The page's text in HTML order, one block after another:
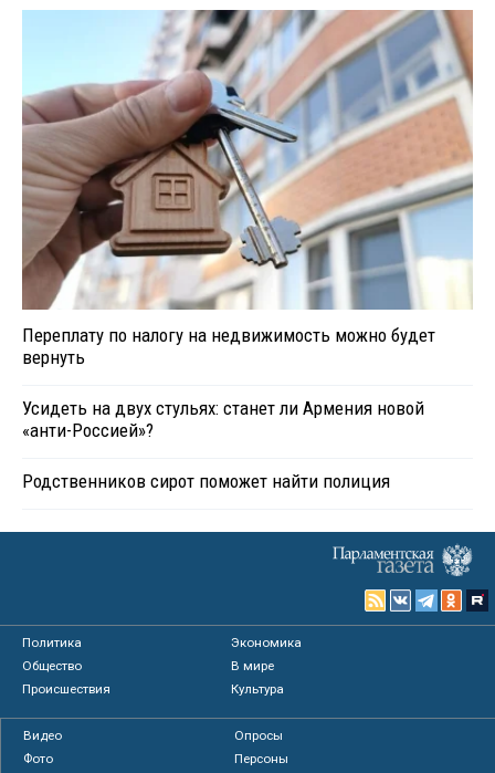
Переплату по налогу на недвижимость можно будет
вернуть
Усидеть на двух стульях: станет ли Армения новой
«анти-Россией»?
Родственников сирот поможет найти полиция
Политика
Экономика
Общество
В мире
Происшествия
Культура
Видео
Опросы
Фото
Персоны